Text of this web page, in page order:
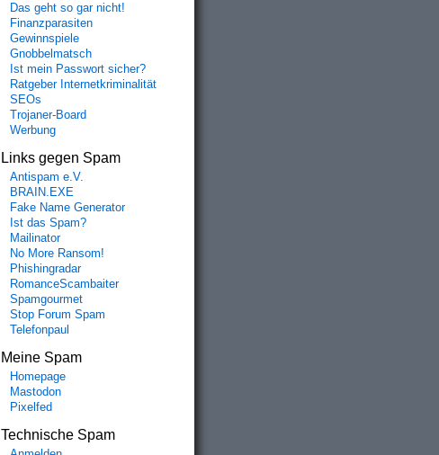
Das geht so gar nicht!
Finanzparasiten
Gewinnspiele
Gnobbelmatsch
Ist mein Passwort sicher?
Ratgeber Internetkriminalität
SEOs
Trojaner-Board
Werbung
Links gegen Spam
Antispam e.V.
BRAIN.EXE
Fake Name Generator
Ist das Spam?
Mailinator
No More Ransom!
Phishingradar
RomanceScambaiter
Spamgourmet
Stop Forum Spam
Telefonpaul
Meine Spam
Homepage
Mastodon
Pixelfed
Technische Spam